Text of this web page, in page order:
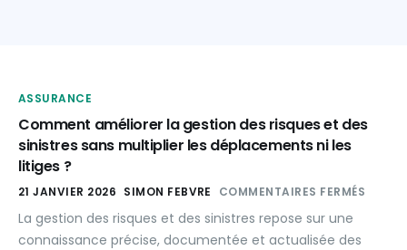
ASSURANCE
Comment améliorer la gestion des risques et des
sinistres sans multiplier les déplacements ni les
litiges ?
21 JANVIER 2026 SIMON FEBVRE COMMENTAIRES FERMÉS
La gestion des risques et des sinistres repose sur une
connaissance précise, documentée et actualisée des